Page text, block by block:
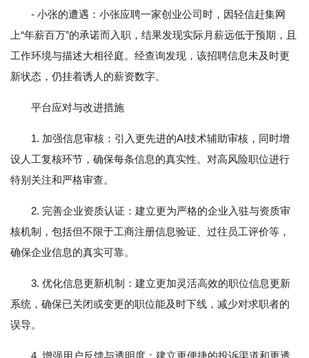
- 小张的遭遇：小张应聘一家创业公司时，因轻信赶集网
上“年薪百万”的承诺而入职，结果发现实际月薪远低于预期，且
工作环境与描述大相径庭。经查询发现，该招聘信息未及时更
新状态，仍挂着诱人的薪资数字。
平台应对与改进措施
1. 加强信息审核：引入更先进的AI技术辅助审核，同时增
设人工复核环节，确保每条信息的真实性。对高风险职位进行
特别关注和严格审查。
2. 完善企业资质认证：建立更为严格的企业入驻与资质审
核机制，包括但不限于工商注册信息验证、过往员工评价等，
确保企业信息的真实可靠。
3. 优化信息更新机制：建立更加灵活高效的职位信息更新
系统，确保已关闭或变更的职位能及时下线，减少对求职者的
误导。
4. 增强用户反馈与透明度：建立更便捷的投诉渠道和更透